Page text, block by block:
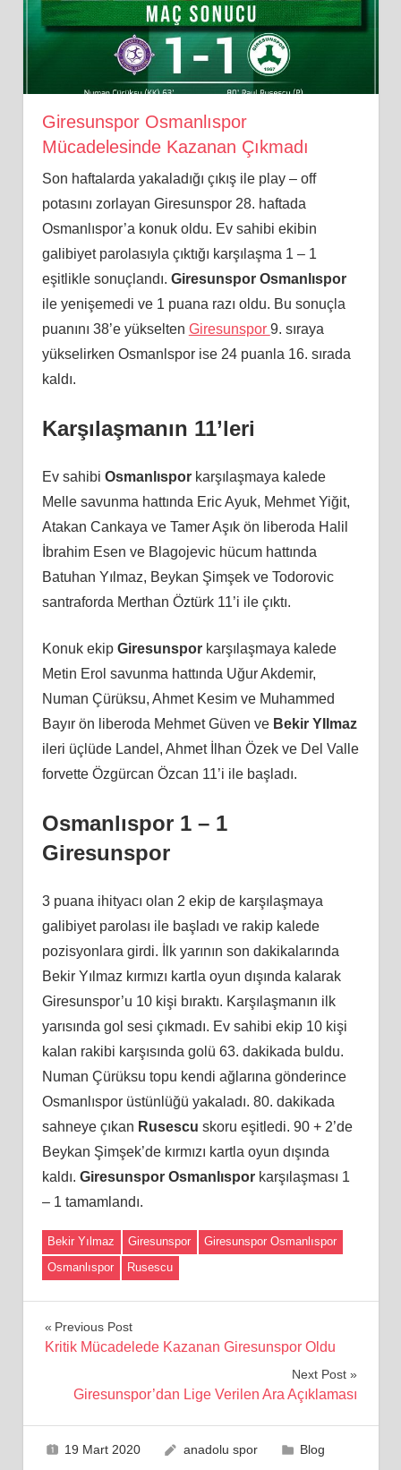
Giresunspor Osmanlıspor
Mücadelesinde Kazanan Çıkmadı
Son haftalarda yakaladığı çıkış ile play – off
potasını zorlayan Giresunspor 28. haftada
Osmanlıspor’a konuk oldu. Ev sahibi ekibin
galibiyet parolasıyla çıktığı karşılaşma 1 – 1
eşitlikle sonuçlandı. Giresunspor Osmanlıspor
ile yenişemedi ve 1 puana razı oldu. Bu sonuçla
puanını 38’e yükselten Giresunspor 9. sıraya
yükselirken Osmanlspor ise 24 puanla 16. sırada
kaldı.
Karşılaşmanın 11’leri
Ev sahibi Osmanlıspor karşılaşmaya kalede
Melle savunma hattında Eric Ayuk, Mehmet Yiğit,
Atakan Cankaya ve Tamer Aşık ön liberoda Halil
İbrahim Esen ve Blagojevic hücum hattında
Batuhan Yılmaz, Beykan Şimşek ve Todorovic
santraforda Merthan Öztürk 11’i ile çıktı.
Konuk ekip Giresunspor karşılaşmaya kalede
Metin Erol savunma hattında Uğur Akdemir,
Numan Çürüksu, Ahmet Kesim ve Muhammed
Bayır ön liberoda Mehmet Güven ve Bekir YIlmaz
ileri üçlüde Landel, Ahmet İlhan Özek ve Del Valle
forvette Özgürcan Özcan 11’i ile başladı.
Osmanlıspor 1 – 1
Giresunspor
3 puana ihityacı olan 2 ekip de karşılaşmaya
galibiyet parolası ile başladı ve rakip kalede
pozisyonlara girdi. İlk yarının son dakikalarında
Bekir Yılmaz kırmızı kartla oyun dışında kalarak
Giresunspor’u 10 kişi bıraktı. Karşılaşmanın ilk
yarısında gol sesi çıkmadı. Ev sahibi ekip 10 kişi
kalan rakibi karşısında golü 63. dakikada buldu.
Numan Çürüksu topu kendi ağlarına gönderince
Osmanlıspor üstünlüğü yakaladı. 80. dakikada
sahneye çıkan Rusescu skoru eşitledi. 90 + 2’de
Beykan Şimşek’de kırmızı kartla oyun dışında
kaldı. Giresunspor Osmanlısporkarşılaşması 1
– 1 tamamlandı.
Bekir Yılmaz Giresunspor
Giresunspor Osmanlıspor
Osmanlıspor
Rusescu
Yazı
Previous Post
Kritik Mücadelede Kazanan Giresunspor Oldu
Next Post
Giresunspor’dan Lige Verilen Ara Açıklaması
19 Mart 2020 anadolu spor Blog